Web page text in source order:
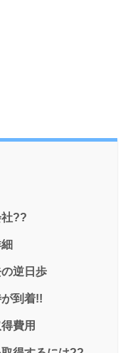
??
逆日歩
到着!!
費用